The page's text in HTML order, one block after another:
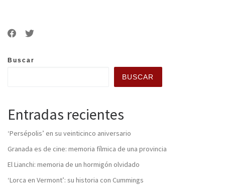
Buscar
BUSCAR
Entradas recientes
‘Persépolis’ en su veinticinco aniversario
Granada es de cine: memoria fílmica de una provincia
El Lianchi: memoria de un hormigón olvidado
‘Lorca en Vermont’: su historia con Cummings